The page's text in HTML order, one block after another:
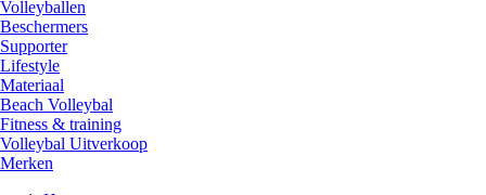
Volleyballen
Beschermers
Supporter
Lifestyle
Materiaal
Beach Volleybal
Fitness & training
Volleybal Uitverkoop
Merken